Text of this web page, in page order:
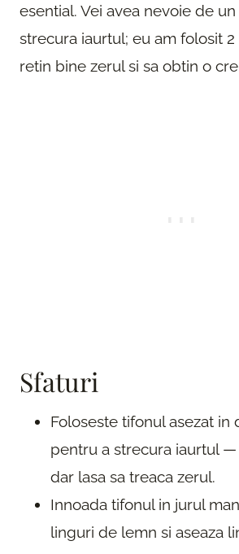
esential. Vei avea nevoie de
strecura iaurtul; eu am folosit 2
retin bine zerul si sa obtin o
Sfaturi
Foloseste tifonul asezat in
pentru a strecura iaurtul
dar lasa sa treaca zerul.
Innoada tifonul in jurul
linguri de lemn si aseaza